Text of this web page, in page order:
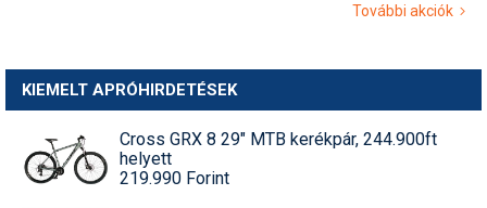
További akciók
KIEMELT APRÓHIRDETÉSEK
Cross GRX 8 29" MTB kerékpár, 244.900ft
helyett
219.990 Forint